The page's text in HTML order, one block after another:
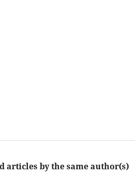
articles by the same author(s)